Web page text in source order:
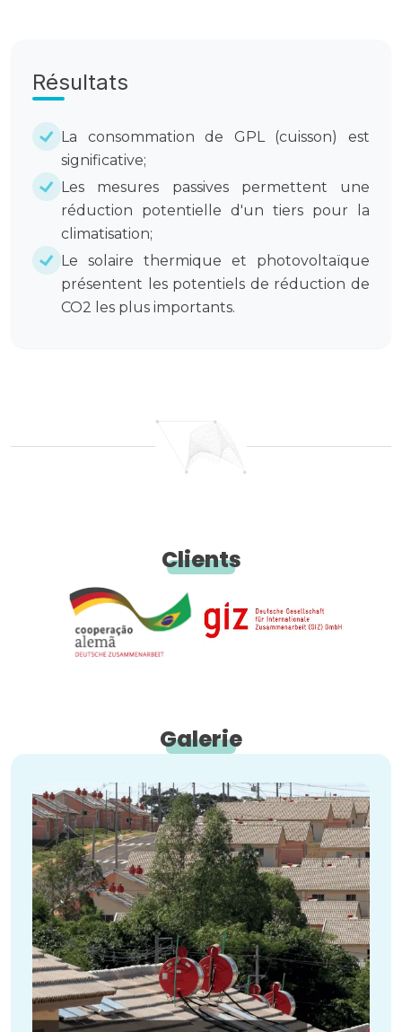
Résultats
La consommation de GPL (cuisson) est
significative;
Les mesures passives permettent une
réduction potentielle d'un tiers pour la
climatisation;
Le solaire thermique et photovoltaïque
présentent les potentiels de réduction de
CO2​ les plus importants.
Clients
Galerie